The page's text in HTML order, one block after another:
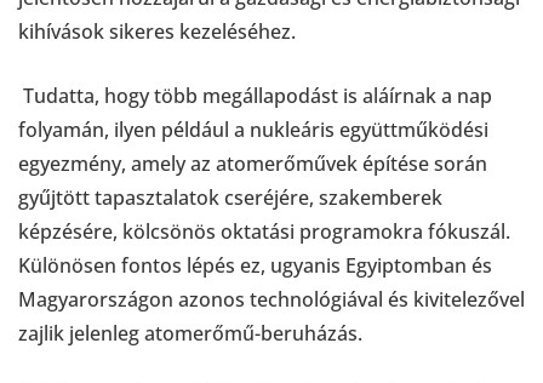
kihívások sikeres kezeléséhez.
Tudatta, hogy több megállapodást is aláírnak a nap
folyamán, ilyen például a nukleáris együttműködési
egyezmény, amely az atomerőművek építése során
gyűjtött tapasztalatok cseréjére, szakemberek
képzésére, kölcsönös oktatási programokra fókuszál.
Különösen fontos lépés ez, ugyanis Egyiptomban és
Magyarországon azonos technológiával és kivitelezővel
zajlik jelenleg atomerőmű-beruházás.